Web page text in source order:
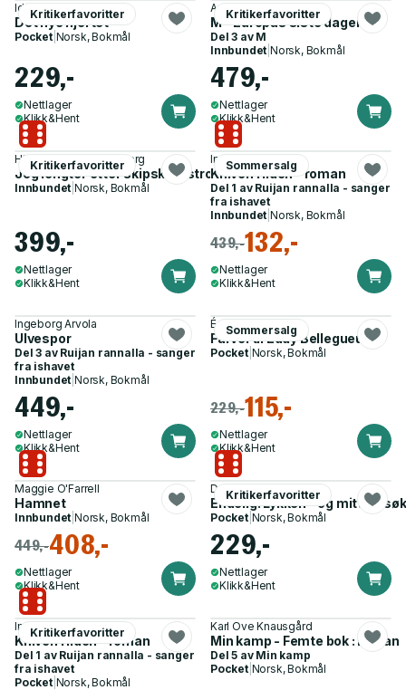
Kritikerfavoritter
Ida Hegazi Høyer
Det nye hjertet
Pocket| Norsk, Bokmål
229,-
Nettlager
Klikk&Hent
Kritikerfavoritter
Antonio Scurati
M - Europas siste dager
Del 3 av M
Innbundet |Norsk, Bokmål
479,-
Nettlager
Klikk&Hent
Kritikerfavoritter
Hilde Charlotte Blomberg
Jeg lengter etter skipskatastrofer og plutselig død
Innbundet |Norsk, Bokmål
399,-
Nettlager
Klikk&Hent
Sommersalg
Ingeborg Arvola
Kniven i ilden - roman
Del 1 av Ruijan rannalla - sanger
fra ishavet
Innbundet |Norsk, Bokmål
439,-132,-
Nettlager
Klikk&Hent
Ingeborg Arvola
Ulvespor
Del 3 av Ruijan rannalla - sanger
fra ishavet
Innbundet |Norsk, Bokmål
449,-
Nettlager
Klikk&Hent
Sommersalg
Édouard Louis
Farvel til Eddy Bellegueule
Pocket| Norsk, Bokmål
229,-115,-
Nettlager
Klikk&Hent
Maggie O'Farrell
Hamnet
Innbundet |Norsk, Bokmål
449,-408,-
Nettlager
Klikk&Hent
Kritikerfavoritter
Dag Solstad
Endelig! Lykken - og mitt
Pocket| Norsk, Bokmål
229,-
Nettlager
Klikk&Hent
Kritikerfavoritter
Ingeborg Arvola
Kniven i ilden - roman
Del 1 av Ruijan rannalla - sanger
fra ishavet
Pocket| Norsk, Bokmål
Karl Ove Knausgård
Min kamp - Femte bok : roman
Del 5 av Min kamp
Pocket| Norsk, Bokmål